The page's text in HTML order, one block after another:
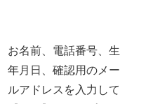
お名前、電話番号、生
年月日、確認用のメー
ルアドレスを入力して